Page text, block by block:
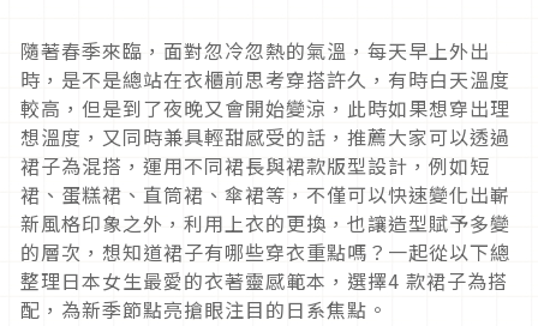
隨著春季來臨，面對忽冷忽熱的氣溫，每天早上外出
時，是不是總站在衣櫃前思考穿搭許久，有時白天溫度
較高，但是到了夜晚又會開始變涼，此時如果想穿出理
想溫度，又同時兼具輕甜感受的話，推薦大家可以透過
裙子為混搭，運用不同裙長與裙款版型設計，例如短
裙、蛋糕裙、直筒裙、傘裙等，不僅可以快速變化出嶄
新風格印象之外，利用上衣的更換，也讓造型賦予多變
的層次，想知道裙子有哪些穿衣重點嗎？一起從以下總
整理日本女生最愛的衣著靈感範本，選擇4 款裙子為搭
配，為新季節點亮搶眼注目的日系焦點。